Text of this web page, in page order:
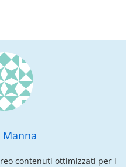
Manna
contenuti ottimizzati per i